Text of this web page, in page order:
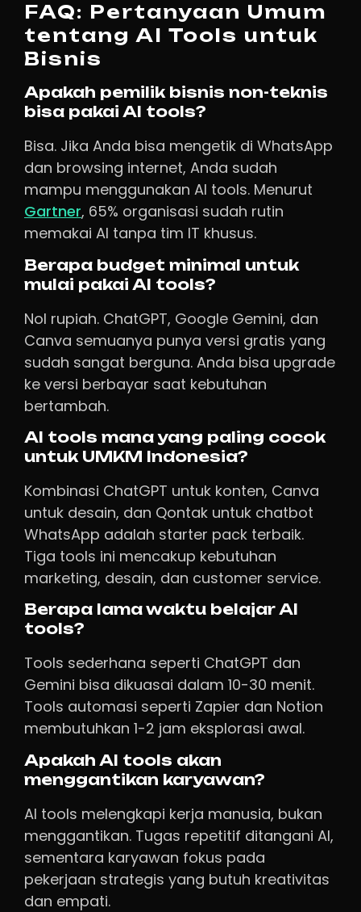
FAQ: Pertanyaan Umum
tentang AI Tools untuk
Bisnis
Apakah pemilik bisnis non-teknis
bisa pakai AI tools?
Bisa. Jika Anda bisa mengetik di WhatsApp
dan browsing internet, Anda sudah
mampu menggunakan AI tools. Menurut
Gartner, 65% organisasi sudah rutin
memakai AI tanpa tim IT khusus.
Berapa budget minimal untuk
mulai pakai AI tools?
Nol rupiah. ChatGPT, Google Gemini, dan
Canva semuanya punya versi gratis yang
sudah sangat berguna. Anda bisa upgrade
ke versi berbayar saat kebutuhan
bertambah.
AI tools mana yang paling cocok
untuk UMKM Indonesia?
Kombinasi ChatGPT untuk konten, Canva
untuk desain, dan Qontak untuk chatbot
WhatsApp adalah starter pack terbaik.
Tiga tools ini mencakup kebutuhan
marketing, desain, dan customer service.
Berapa lama waktu belajar AI
tools?
Tools sederhana seperti ChatGPT dan
Gemini bisa dikuasai dalam 10-30 menit.
Tools automasi seperti Zapier dan Notion
membutuhkan 1-2 jam eksplorasi awal.
Apakah AI tools akan
menggantikan karyawan?
AI tools melengkapi kerja manusia, bukan
menggantikan. Tugas repetitif ditangani AI,
sementara karyawan fokus pada
pekerjaan strategis yang butuh kreativitas
dan empati.